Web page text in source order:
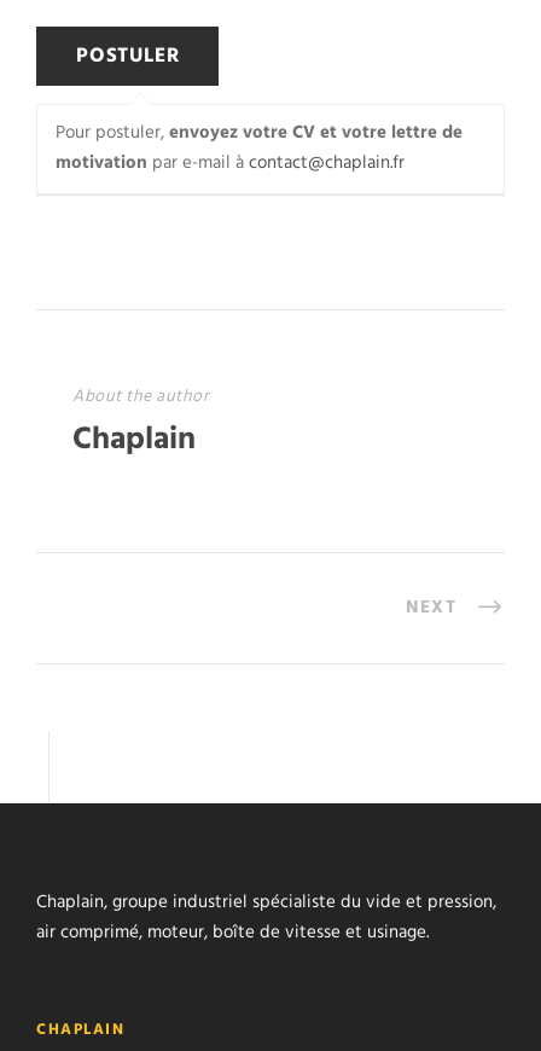
Pour postuler,envoyez votre CV et votre lettre de
motivation par e-mail àcontact@chaplain.fr
About the author
Chaplain
NEXT
Chaplain, groupe industriel spécialiste du vide et pression,
air comprimé, moteur, boîte de vitesse et usinage.
CHAPLAIN